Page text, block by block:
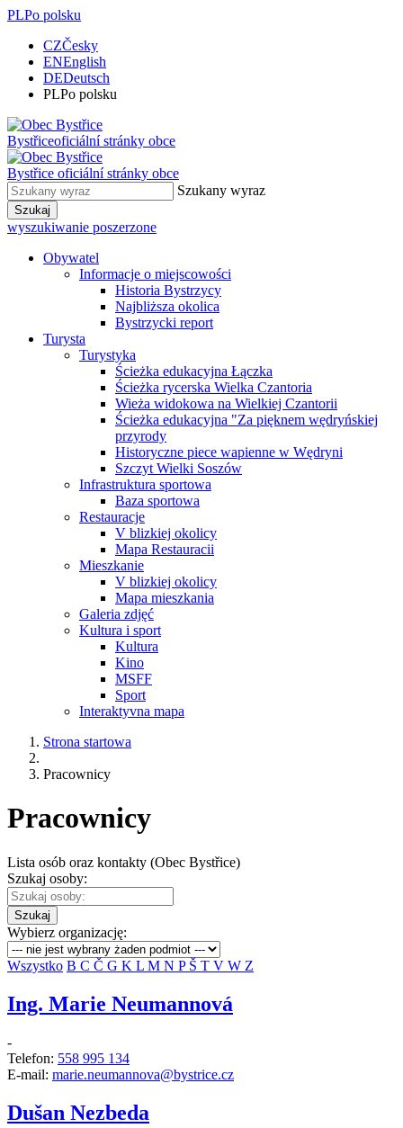
PLPo polsku
CZČesky
ENEnglish
DEDeutsch
PLPo polsku
Bystřiceoficiální stránky obce
Bystřice oficiální stránky obce
Szukany wyraz
Szukaj
wyszukiwanie poszerzone
Obywatel
Informacje o miejscowości
Historia Bystrzycy
Najbliższa okolica
Bystrzycki report
Turysta
Turystyka
Ścieżka edukacyjna Łączka
Ścieżka rycerska Wielka Czantoria
Wieża widokowa na Wielkiej Czantorii
Ścieżka edukacyjna "Za pięknem wędryńskiej
przyrody
Historyczne piece wapienne w Wędryni
Szczyt Wielki Soszów
Infrastruktura sportowa
Baza sportowa
Restauracje
V blizkiej okolicy
Mapa Restauracii
Mieszkanie
V blizkiej okolicy
Mapa mieszkania
Galeria zdjęć
Kultura i sport
Kultura
Kino
MSFF
Sport
Interaktyvna mapa
Strona startowa
Pracownicy
Pracownicy
Lista osób oraz kontakty (Obec Bystřice)
Szukaj osoby:
Szukaj
Wybierz organizację:
Wszystko B C Č G K L M N P Š T V W Z
Ing. Marie Neumannová
-
Telefon: 558 995 134
E-mail: marie.neumannova@bystrice.cz
Dušan Nezbeda